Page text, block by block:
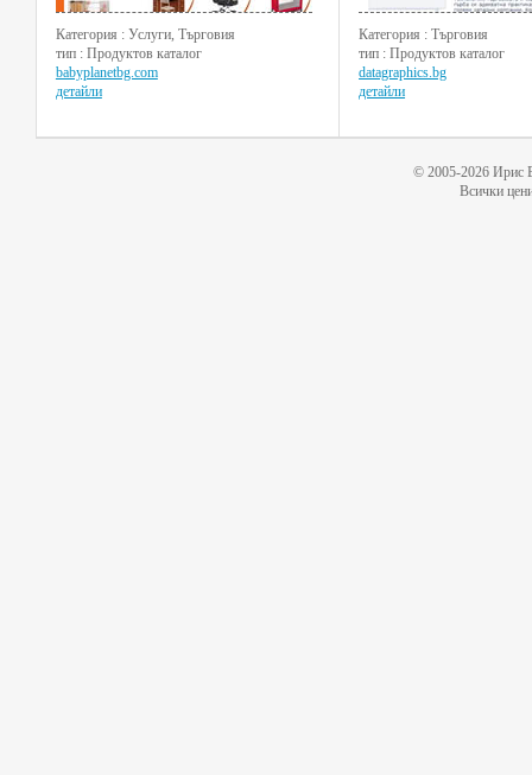
Категория : Услуги, Търговия
тип : Продуктов каталог
babyplanetbg.com
детайли
Категория : Търговия
тип : Продуктов каталог
datagraphics.bg
детайли
© 2005-2026 Ирис
Всички